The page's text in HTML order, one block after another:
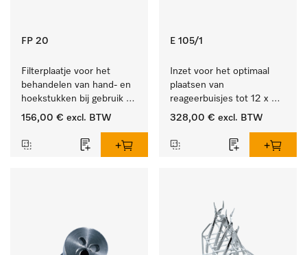
FP 20
Filterplaatje voor het
behandelen van hand- en
hoekstukken bij gebruik
van AUF 1/AUF 2.
156,00 € excl. BTW
E 105/1
Inzet voor het optimaal
plaatsen van
reageerbuisjes tot 12 x
165 mm.
328,00 € excl. BTW